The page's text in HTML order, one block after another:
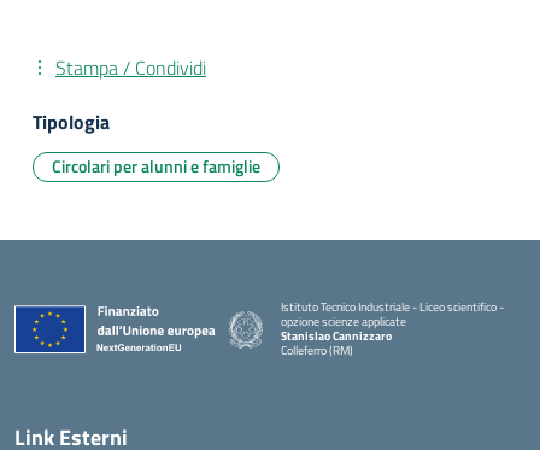
Stampa / Condividi
Tipologia
Circolari per alunni e famiglie
Istituto Tecnico Industriale - Liceo scientifico -
opzione scienze applicate
Stanislao Cannizzaro
Colleferro (RM)
Link Esterni